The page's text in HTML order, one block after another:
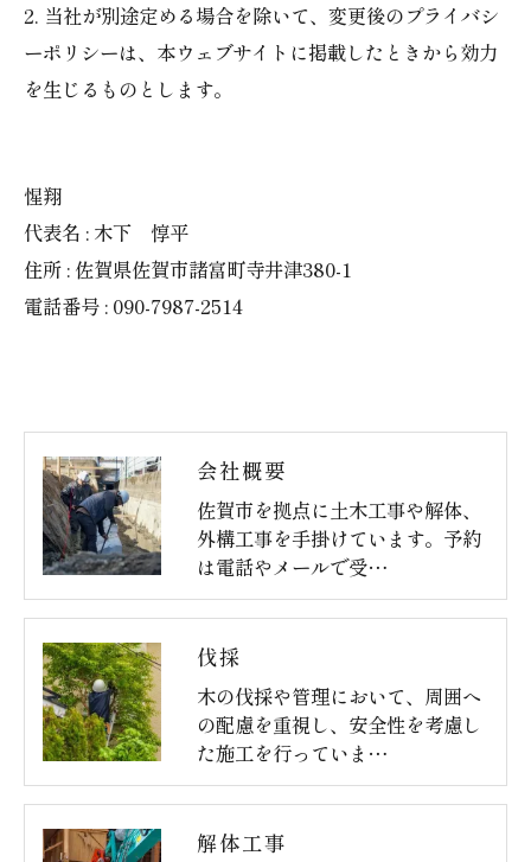
2. 当社が別途定める場合を除いて、変更後のプライバシ
ーポリシーは、本ウェブサイトに掲載したときから効力
を生じるものとします。
惺翔
代表名 : 木下 惇平
住所 : 佐賀県佐賀市諸富町寺井津380-1
電話番号 : 090-7987-2514
会社概要
佐賀市を拠点に土木工事や解体、
外構工事を手掛けています。予約
は電話やメールで受…
伐採
木の伐採や管理において、周囲へ
の配慮を重視し、安全性を考慮し
た施工を行っていま…
解体工事